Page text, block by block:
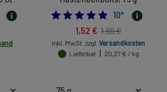
5.0
10*
1,52 € 1,69 €
inkl. MwSt. zzgl. Versandkosten
Lieferbar
20,27 € / kg